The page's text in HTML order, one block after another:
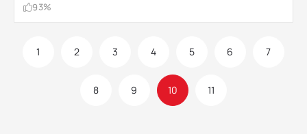
93%
1 2 3 4 5 6 7
8 9 10 11